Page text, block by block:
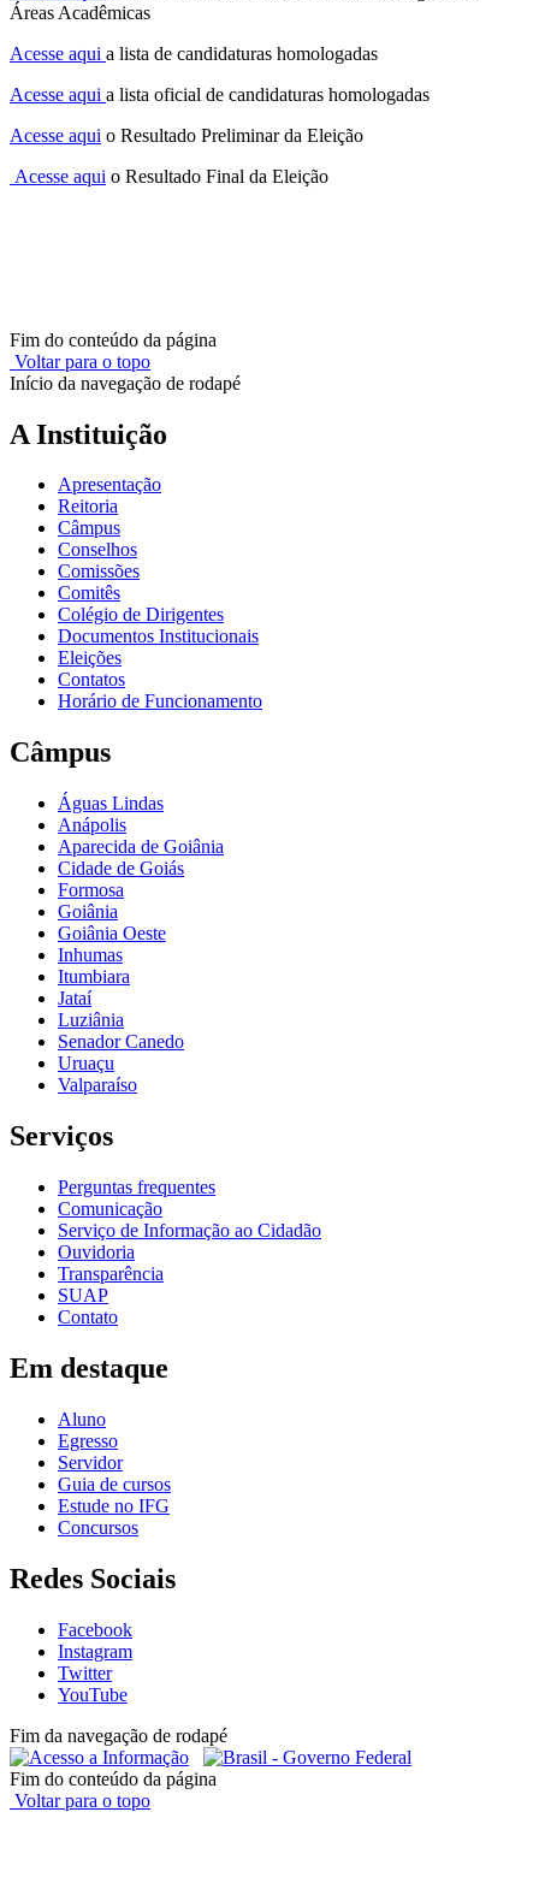
Áreas Acadêmicas
Acesse aqui a lista de candidaturas homologadas
Acesse aqui a lista oficial de candidaturas homologadas
Acesse aqui o Resultado Preliminar da Eleição
Acesse aqui o Resultado Final da Eleição
Fim do conteúdo da página
Voltar para o topo
Início da navegação de rodapé
A Instituição
Apresentação
Reitoria
Câmpus
Conselhos
Comissões
Comitês
Colégio de Dirigentes
Documentos Institucionais
Eleições
Contatos
Horário de Funcionamento
Câmpus
Águas Lindas
Anápolis
Aparecida de Goiânia
Cidade de Goiás
Formosa
Goiânia
Goiânia Oeste
Inhumas
Itumbiara
Jataí
Luziânia
Senador Canedo
Uruaçu
Valparaíso
Serviços
Perguntas frequentes
Comunicação
Serviço de Informação ao Cidadão
Ouvidoria
Transparência
SUAP
Contato
Em destaque
Aluno
Egresso
Servidor
Guia de cursos
Estude no IFG
Concursos
Redes Sociais
Facebook
Instagram
Twitter
YouTube
Fim da navegação de rodapé
Fim do conteúdo da página
Voltar para o topo